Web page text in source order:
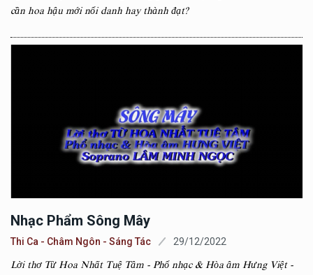
cần hoa hậu mới nổi danh hay thành đạt?
Nhạc Phẩm Sông Mây
Thi Ca - Châm Ngôn - Sáng Tác 29/12/2022
Lời thơ Từ Hoa Nhất Tuệ Tâm - Phổ nhạc & Hòa âm Hưng Việt -